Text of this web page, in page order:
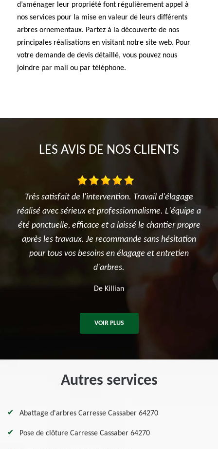
d’aménager leur propriété font régulièrement appel à
nos services pour la mise en valeur de leurs différents
arbres ornementaux. Partez à la découverte de nos
principales réalisations en visitant notre site web. Pour
votre demande de devis détaillé, vous pouvez nous
joindre par mail ou par téléphone.
LES AVIS DE NOS CLIENTS
de l'intervention. Travail d'élagage
et professionnalisme. L'équipe a
efficace et a laissé le chantier propre
Je recommande sans hésitation
besoins en élagage et entretien
Je suis ravi des
l'élagage du
et surtout le
potager. Je
VOIR PLUS
Autres services
Abattage d'arbres Carresse Cassaber 64270
Pose de clôture Carresse Cassaber 64270